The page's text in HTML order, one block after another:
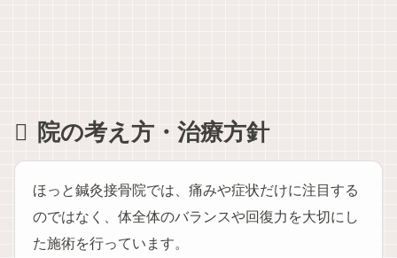
院の考え方・治療方針
ほっと鍼灸接骨院では、痛みや症状だけに注目する
のではなく、体全体のバランスや回復力を大切にし
た施術を行っています。